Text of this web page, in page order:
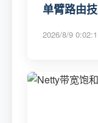
单臂路由
2026/8/9